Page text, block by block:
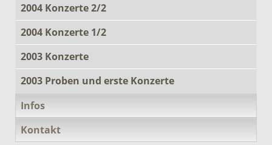
2004 Konzerte 2/2
2004 Konzerte 1/2
2003 Konzerte
2003 Proben und erste Konzerte
Infos
Kontakt